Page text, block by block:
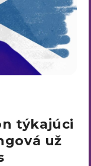
týkajúci
už